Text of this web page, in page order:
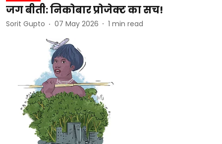
जग बीती: निकोबार प्रोजेक्ट का सच!
Sorit Gupto 07 May 2026 1 min read